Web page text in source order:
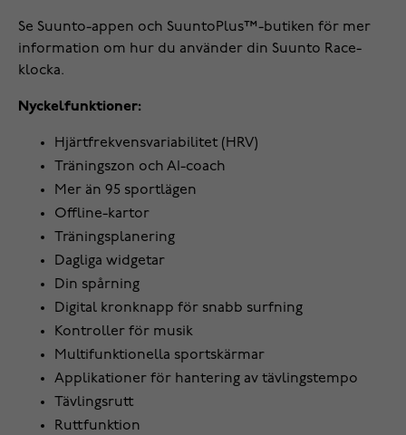
Se Suunto-appen och SuuntoPlus™-butiken för mer
information om hur du använder din Suunto Race-
klocka.
Nyckelfunktioner:
Hjärtfrekvensvariabilitet (HRV)
Träningszon och AI-coach
Mer än 95 sportlägen
Offline-kartor
Träningsplanering
Dagliga widgetar
Din spårning
Digital kronknapp för snabb surfning
Kontroller för musik
Multifunktionella sportskärmar
Applikationer för hantering av tävlingstempo
Tävlingsrutt
Ruttfunktion